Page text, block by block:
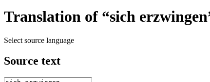
Translation of “sich
Select source language
Source text